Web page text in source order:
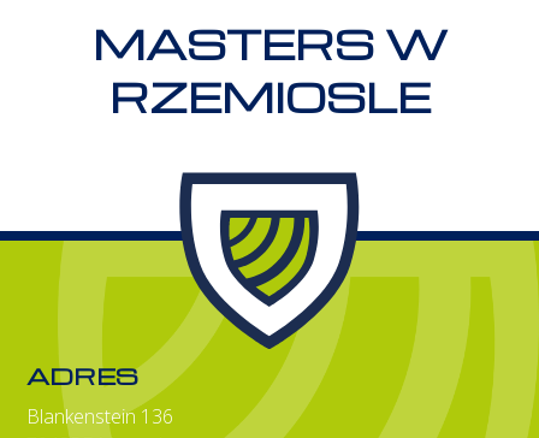
MASTERS W
RZEMIOSLE
ADRES
Blankenstein 136